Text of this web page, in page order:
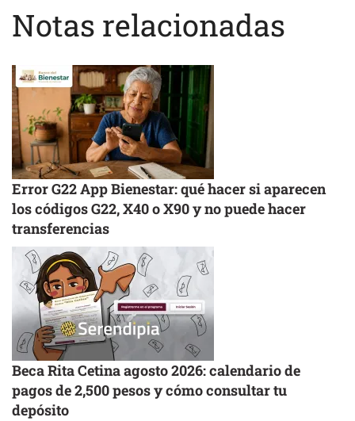
Notas relacionadas
Error G22 App Bienestar: qué hacer si aparecen
los códigos G22, X40 o X90 y no puede hacer
transferencias
Beca Rita Cetina agosto 2026: calendario de
pagos de 2,500 pesos y cómo consultar tu
depósito